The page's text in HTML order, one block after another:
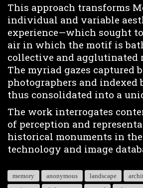
This approach transforms
individual and variable
experience—which sought to
air in which the motif is
collective and agglutinated
The myriad gazes captured
photographers and indexed
thus consolidated into a
The work interrogates
of perception and
historical monuments in
technology and image
memory anonymous landscape